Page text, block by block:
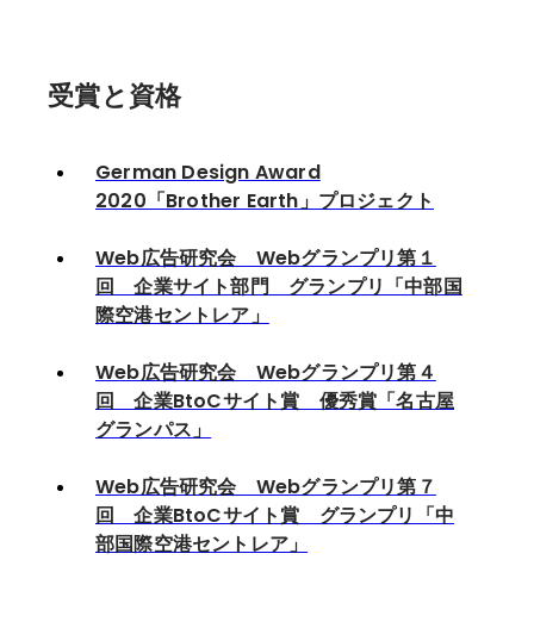
受賞と資格
German Design Award
2020「Brother Earth」プロジェクト
Web広告研究会 Webグランプリ第１
回 企業サイト部門 グランプリ「中部国
際空港セントレア」
Web広告研究会 Webグランプリ第４
回 企業BtoCサイト賞 優秀賞「名古屋
グランパス」
Web広告研究会 Webグランプリ第７
回 企業BtoCサイト賞 グランプリ「中
部国際空港セントレア」